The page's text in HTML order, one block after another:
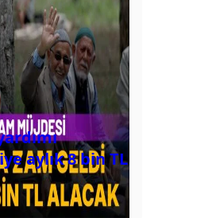
aylık 8 bin TL